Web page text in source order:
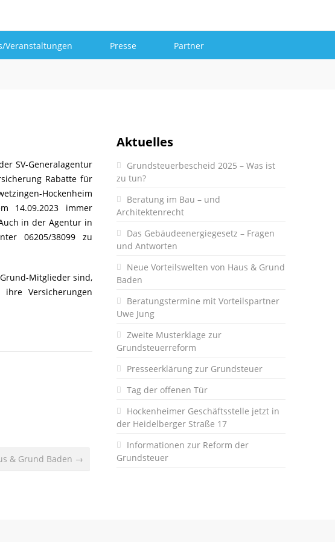
Veranstaltungen Presse Partner
SV-Generalagentur
Rabatte für
Hockenheim
14.09.2023 immer
in der Agentur in
06205/38099 zu
Mitglieder sind,
Versicherungen
& Grund Baden →
Aktuelles
Grundsteuerbescheid 2025 – Was ist
zu tun?
Beratung im Bau – und
Architektenrecht
Das Gebäudeenergiegesetz – Fragen
und Antworten
Neue Vorteilswelten von Haus & Grund
Baden
Beratungstermine mit Vorteilspartner
Uwe Jung
Zweite Musterklage zur
Grundsteuerreform
Presseerklärung zur Grundsteuer
Tag der offenen Tür
Hockenheimer Geschäftsstelle jetzt in
der Heidelberger Straße 17
Informationen zur Reform der
Grundsteuer